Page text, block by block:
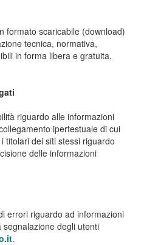
formato scaricabile (download)
tecnica, normativa,
in forma libera e gratuita,
riguardo alle informazioni
ipertestuale di cui
titolari dei siti stessi riguardo
delle informazioni
errori riguardo ad informazioni
degli utenti
.